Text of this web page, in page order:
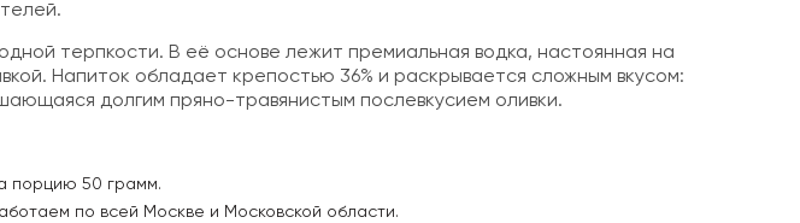
терпкости. В её основе лежит премиальная водка, настоянная на
Напиток обладает крепостью 36% и раскрывается сложным вкусом:
долгим пряно-травянистым послевкусием оливки.
порцию 50 грамм.
по всей Москве и Московской области.